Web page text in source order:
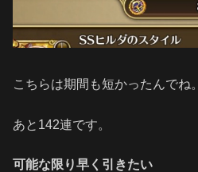
こちらは期間も短かったんでね。
あと142連です。
可能な限り早く引きたい